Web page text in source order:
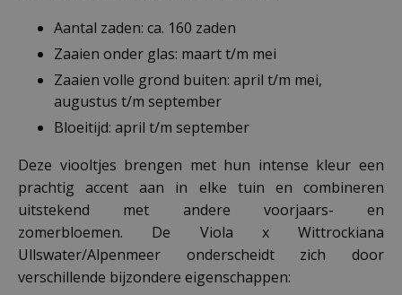
Aantal zaden: ca. 160 zaden
Zaaien onder glas: maart t/m mei
Zaaien volle grond buiten: april t/m mei,
augustus t/m september
Bloeitijd: april t/m september
Deze viooltjes brengen met hun intense kleur een
prachtig accent aan in elke tuin en combineren
uitstekend met andere voorjaars- en
zomerbloemen. De Viola x Wittrockiana
Ullswater/Alpenmeer onderscheidt zich door
verschillende bijzondere eigenschappen: